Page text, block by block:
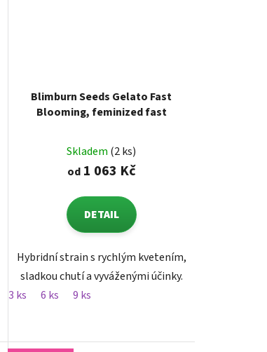
Blimburn Seeds Gelato Fast
Blooming, feminized fast
Skladem (2 ks)
od1 063 Kč
DETAIL
Hybridní strain s rychlým kvetením,
sladkou chutí a vyváženými účinky.
3 ks
6 ks 9 ks